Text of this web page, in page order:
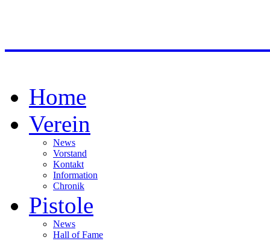
Home
Verein
News
Vorstand
Kontakt
Information
Chronik
Pistole
News
Hall of Fame